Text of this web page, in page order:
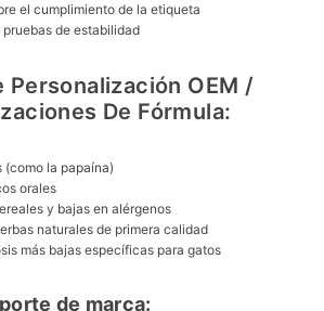
el cumplimiento de la etiqueta
pruebas de estabilidad
Personalización OEM /
De Fórmula:
(como la papaína)
orales
y bajas en alérgenos
naturales de primera calidad
más bajas específicas para gatos
de marca: